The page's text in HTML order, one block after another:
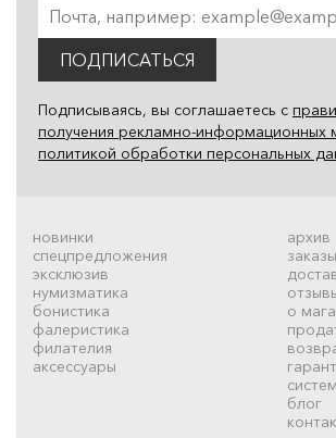
ПОДПИСАТЬСЯ
Подписываясь, вы соглашаетесь с
получения рекламно-информационных
политикой обработки персональных
новинки
спецпредложения
эксклюзив
нумизматика
бонистика
фалеристика
филателия
аксессуары
архив
заказы
о
блог